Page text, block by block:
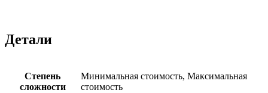
Детали
Степень
сложности
Минимальная стоимость, Максимальная
стоимость